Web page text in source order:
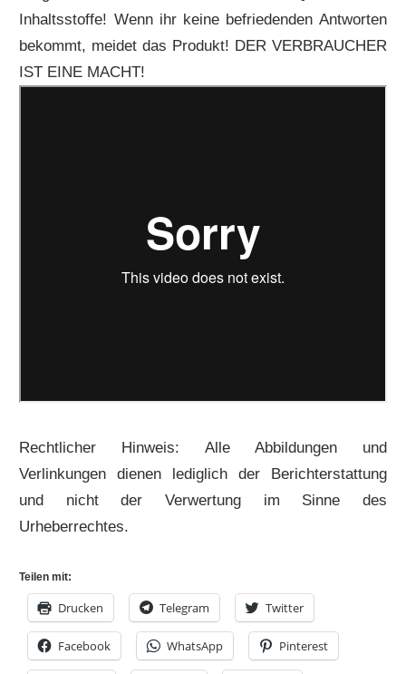
Inhaltsstoffe! Wenn ihr keine befriedenden Antworten
bekommt, meidet das Produkt! DER VERBRAUCHER
IST EINE MACHT!
Rechtlicher Hinweis: Alle Abbildungen und
Verlinkungen dienen lediglich der Berichterstattung
und nicht der Verwertung im Sinne des
Urheberrechtes.
Teilen mit:
Drucken Telegram Twitter
Facebook WhatsApp Pinterest